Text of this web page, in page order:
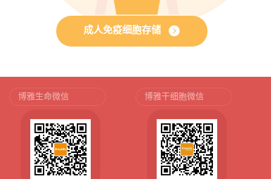
成人免疫细胞存储
博雅生命微信 博雅干细胞微信